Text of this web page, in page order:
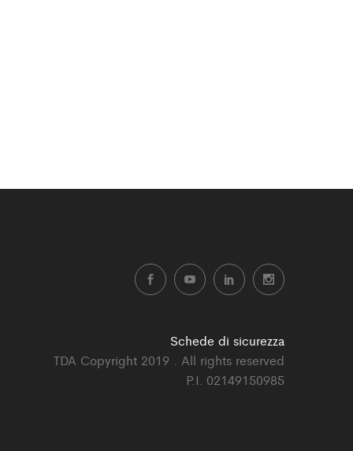
Schede di sicurezza
TDA Copyright 2019 . All rights reserved
P.I. 02149150985